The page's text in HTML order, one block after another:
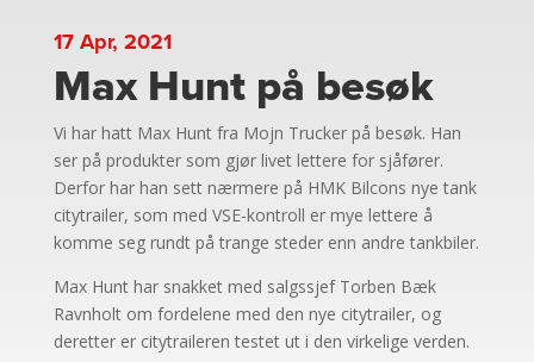
17 Apr, 2021
Max Hunt på besøk
Vi har hatt Max Hunt fra Mojn Trucker på besøk. Han
ser på produkter som gjør livet lettere for sjåfører.
Derfor har han sett nærmere på HMK Bilcons nye tank
citytrailer, som med VSE-kontroll er mye lettere å
komme seg rundt på trange steder enn andre tankbiler.
Max Hunt har snakket med salgssjef Torben Bæk
Ravnholt om fordelene med den nye citytrailer, og
deretter er citytraileren testet ut i den virkelige verden.